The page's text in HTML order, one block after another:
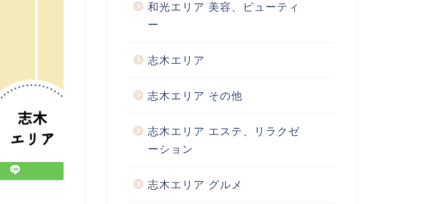
和光エリア 美容、ビューティ
ー
志木エリア
志木エリア その他
志木エリア エステ、リラクゼ
ーション
志木エリア グルメ